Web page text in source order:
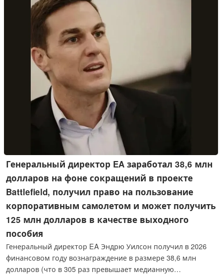
находятся в симуляции, и что это означает для
пользователей модели Claude.
Генеральный директор EA заработал 38,6 млн
долларов на фоне сокращений в проекте
Battlefield, получил право на пользование
корпоративным самолетом и может получить
125 млн долларов в качестве выходного
пособия
Генеральный директор EA Эндрю Уилсон получил в 2026
финансовом году вознаграждение в размере 38,6 млн
долларов (что в 305 раз превышает медианную